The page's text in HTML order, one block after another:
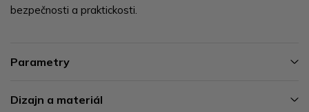
bezpečnosti a praktickosti.
Parametry
Dizajn a materiál